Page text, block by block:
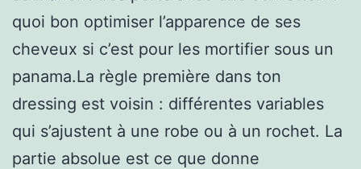
quoi bon optimiser l’apparence de ses
cheveux si c’est pour les mortifier sous un
panama.La règle première dans ton
dressing est voisin : différentes variables
qui s’ajustent à une robe ou à un rochet. La
partie absolue est ce que donne